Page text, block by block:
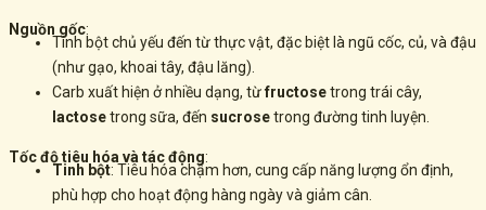
Nguồn gốc:
Tinh bột chủ yếu đến từ thực vật, đặc biệt là ngũ cốc, củ, và đậu
(như gạo, khoai tây, đậu lăng).
Carb xuất hiện ở nhiều dạng, từfructosetrong trái cây,
lactosetrong sữa, đến sucrosetrong đường tinh luyện.
Tốc độ tiêu hóa và tác động:
Tinh bột: Tiêu hóa chậm hơn, cung cấp năng lượng ổn định,
phù hợp cho hoạt động hàng ngày và giảm cân.